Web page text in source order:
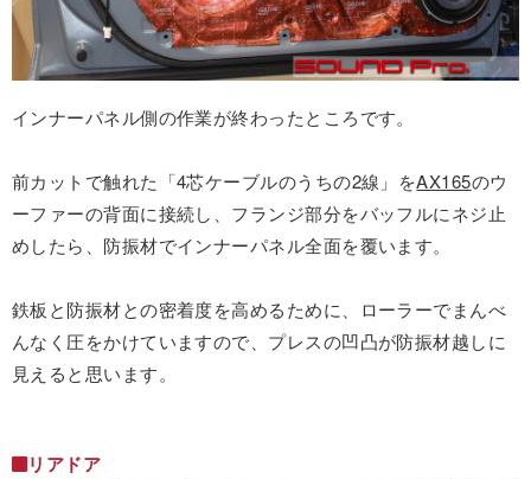
インナーパネル側の作業が終わったところです。
前カットで触れた「4芯ケーブルのうちの2線」をAX165のウ
ーファーの背面に接続し、フランジ部分をバッフルにネジ止
めしたら、防振材でインナーパネル全面を覆います。
鉄板と防振材との密着度を高めるために、ローラーでまんべ
んなく圧をかけていますので、プレスの凹凸が防振材越しに
見えると思います。
リアドア